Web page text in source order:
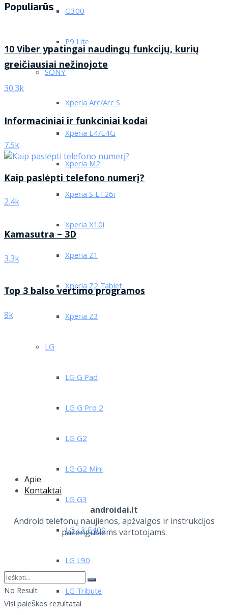
G300
P9 Lite
SONY
Xperia Arc/Arc S
Xperia E4/E4G
Xperia M2
Xperia S LT26i
Xperia X10i
Xperia Z1
Xperia Z2 Tablet
Xperia Z3
LG
LG G Pad
LG G Pro 2
LG G2
LG G2 Mini
LG G3
LG L3 E400
LG L90
LG Tribute
Populiarūs
10 Viber ypatingai naudingų funkcijų, kurių
greičiausiai nežinojote
30.3k
Informaciniai ir funkciniai kodai
7.5k
Kaip paslėpti telefono numerį?
2.4k
Kamasutra – 3D
3.3k
Top 3 balso vertimo programos
8k
Apie
Kontaktai
androidai.lt
Android telefonų naujienos, apžvalgos ir instrukcijos
pažengusiems vartotojams.
No Result
Visi paieškos rezultatai